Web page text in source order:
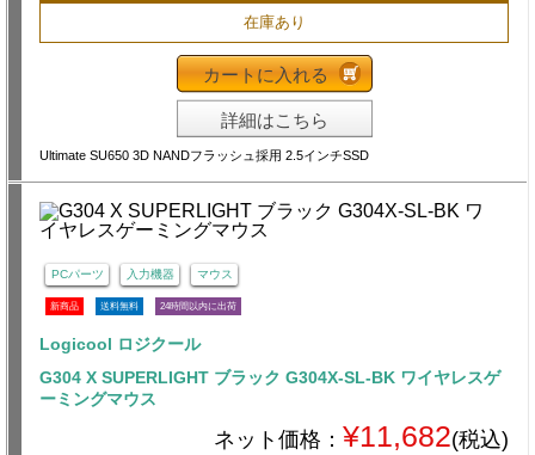
在庫あり
カートに入れる
詳細はこちら
Ultimate SU650 3D NANDフラッシュ採用 2.5インチSSD
PCパーツ 入力機器 マウス
新商品 送料無料 24時間以内に出荷
Logicool ロジクール
G304 X SUPERLIGHT ブラック G304X-SL-BK ワイヤレスゲ
ーミングマウス
ネット価格： ¥11,682(税込)